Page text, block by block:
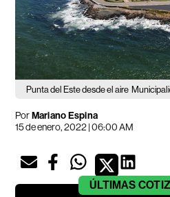
Punta del Este desde el aire
PorMariano Espina
15 de enero, 2022 | 06:00 AM
ÚLTIMAS